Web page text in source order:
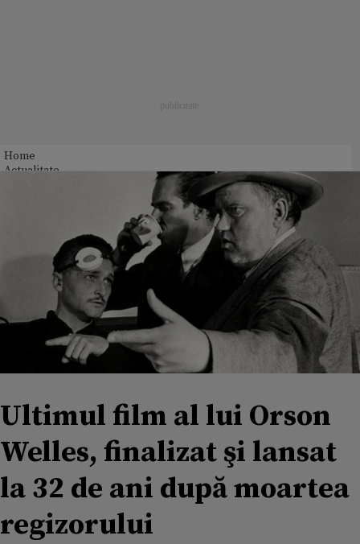
Home
Actualitate
Ultimul film al lui Orson
Welles, finalizat şi lansat
la 32 de ani după moartea
regizorului